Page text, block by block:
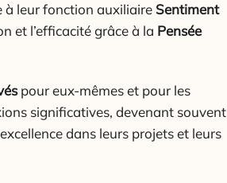
à leur fonction auxiliaire Sentiment
et l’efficacité grâce à la Pensée
pour eux-mêmes et pour les
significatives, devenant souvent
dans leurs projets et leurs